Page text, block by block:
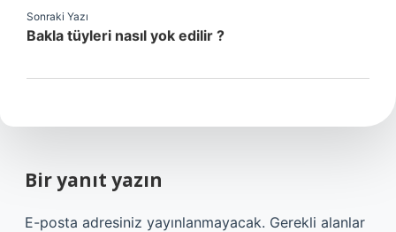
Sonraki Yazı
Bakla tüyleri nasıl yok edilir ?
Bir yanıt yazın
E-posta adresiniz yayınlanmayacak. Gerekli alanlar